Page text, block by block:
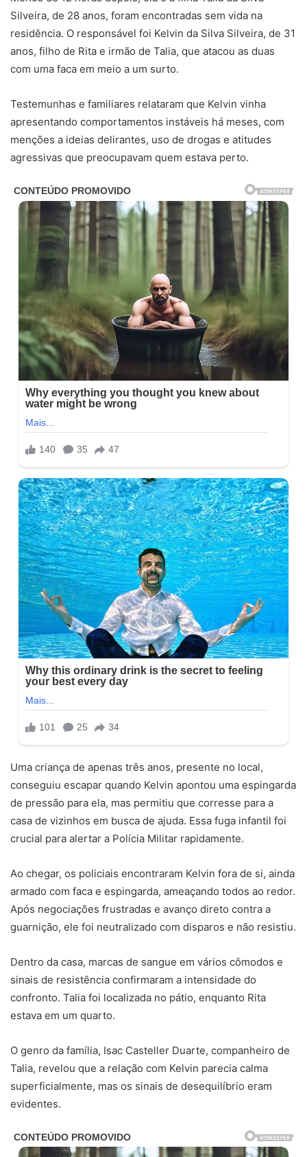
Silveira, de 28 anos, foram encontradas sem vida na
residência. O responsável foi Kelvin da Silva Silveira, de 31
anos, filho de Rita e irmão de Talia, que atacou as duas
com uma faca em meio a um surto.
Testemunhas e familiares relataram que Kelvin vinha
apresentando comportamentos instáveis há meses, com
menções a ideias delirantes, uso de drogas e atitudes
agressivas que preocupavam quem estava perto.
Uma criança de apenas três anos, presente no local,
conseguiu escapar quando Kelvin apontou uma espingarda
de pressão para ela, mas permitiu que corresse para a
casa de vizinhos em busca de ajuda. Essa fuga infantil foi
crucial para alertar a Polícia Militar rapidamente.
Ao chegar, os policiais encontraram Kelvin fora de si, ainda
armado com faca e espingarda, ameaçando todos ao redor.
Após negociações frustradas e avanço direto contra a
guarnição, ele foi neutralizado com disparos e não resistiu.
Dentro da casa, marcas de sangue em vários cômodos e
sinais de resistência confirmaram a intensidade do
confronto. Talia foi localizada no pátio, enquanto Rita
estava em um quarto.
O genro da família, Isac Casteller Duarte, companheiro de
Talia, revelou que a relação com Kelvin parecia calma
superficialmente, mas os sinais de desequilíbrio eram
evidentes.